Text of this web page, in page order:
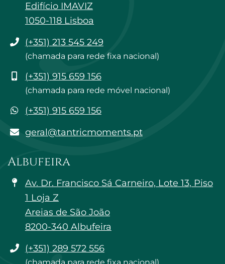
Edifício IMAVIZ
1050-118 Lisboa
Telefone
(+351) 213 545 249
(chamada para rede fixa nacional)
Telemóvel
(+351) 915 659 156
(chamada para rede móvel nacional)
WhatsApp
(+351) 915 659 156
geral@tantricmoments.pt
geral@tantricmoments.pt
Albufeira
Av. Dr. Francisco Sá Carneiro, Lote 13, Piso
1 Loja Z
Areias de São João
8200-340 Albufeira
Telefone
(+351) 289 572 556